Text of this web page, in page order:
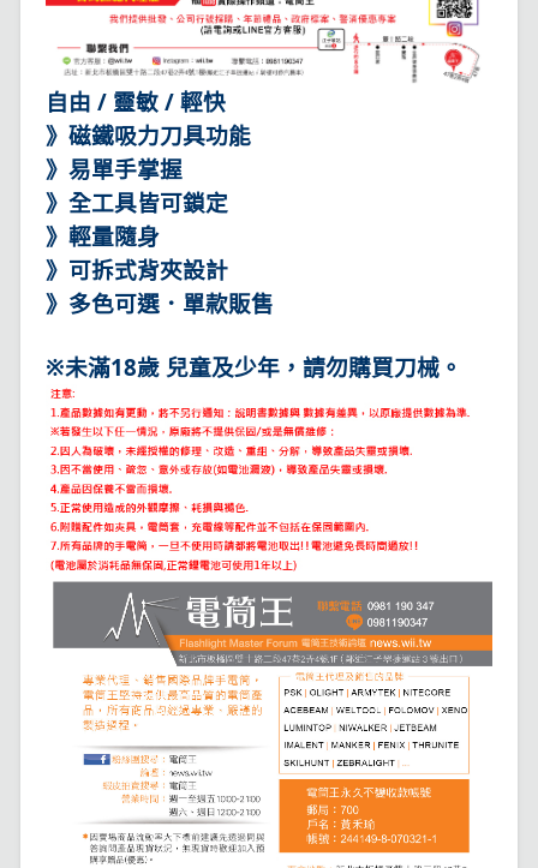
自由 / 靈敏 / 輕快
》磁鐵吸力刀具功能
》易單手掌握
》全工具皆可鎖定
》輕量隨身
》可拆式背夾設計
》多色可選．單款販售
※未滿18歲 兒童及少年，請勿購買刀械。